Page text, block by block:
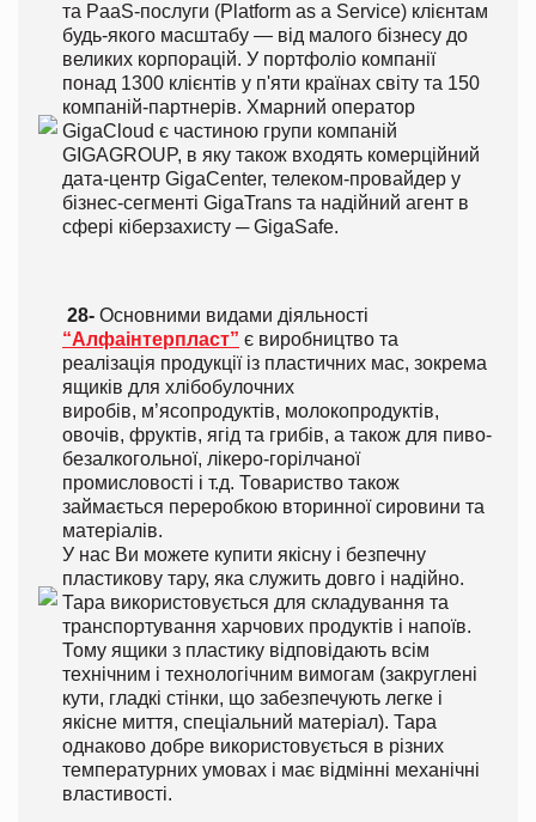
та PaaS-послуги (Platform as a Service) клієнтам
будь-якого масштабу ― від малого бізнесу до
великих корпорацій. У портфоліо компанії
понад 1300 клієнтів у п'яти країнах світу та 150
компаній-партнерів. Хмарний оператор
GigaCloud є частиною групи компаній
GIGAGROUP, в яку також входять комерційний
дата-центр GigaCenter, телеком-провайдер у
бізнес-сегменті GigaTrans та надійний агент в
сфері кіберзахисту ─ GigaSafe.
28- Основними видами діяльності
“Алфаінтерпласт” є виробництво та
реалізація продукції із пластичних мас, зокрема
ящиків для хлібобулочних
виробів, м’ясопродуктів, молокопродуктів,
овочів, фруктів, ягід та грибів, а також для пиво-
безалкогольної, лікеро-горілчаної
промисловості і т.д. Товариство також
займається переробкою вторинної сировини та
матеріалів.
У нас Ви можете купити якісну і безпечну
пластикову тару, яка служить довго і надійно.
Тара використовується для складування та
транспортування харчових продуктів і напоїв.
Тому ящики з пластику відповідають всім
технічним і технологічним вимогам (закруглені
кути, гладкі стінки, що забезпечують легке і
якісне миття, спеціальний матеріал). Тара
однаково добре використовується в різних
температурних умовах і має відмінні механічні
властивості.